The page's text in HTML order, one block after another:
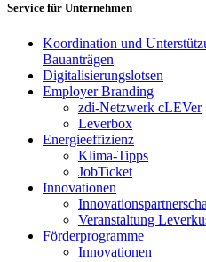
Service für Unternehmen
Koordination und
Bauanträgen
Digitalisierungslotsen
Employer Branding
zdi-Netzwerk cLEVer
Leverbox
Energieeffizienz
Klima-Tipps
JobTicket
Innovationen
Veranstaltung
Förderprogramme
Innovationen